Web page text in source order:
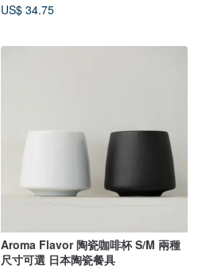
US$ 34.75
Aroma Flavor 陶瓷咖啡杯 S/M 兩種
尺寸可選 日本陶瓷餐具